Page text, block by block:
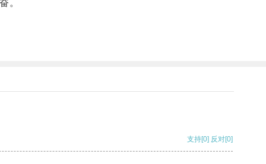
。
支持[0] 反对[0]